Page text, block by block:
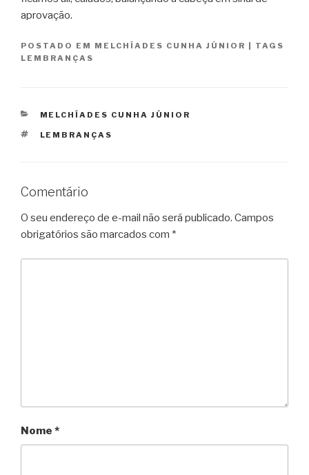
aprovação.
POSTADO EM MELCHÍADES CUNHA JÚNIOR | TAGS
LEMBRANÇAS
CATEGORIAS
MELCHÍADES CUNHA JÚNIOR
TAGS
LEMBRANÇAS
Comentário
O seu endereço de e-mail não será publicado. Campos
obrigatórios são marcados com *
Nome *